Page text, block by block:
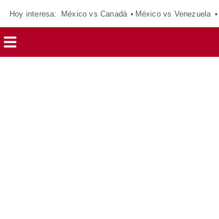
Hoy interesa: México vs Canadá México vs Venezuela